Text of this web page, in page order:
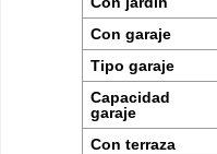
Con garaje
Tipo garaje
Capacidad
garaje
Con terraza